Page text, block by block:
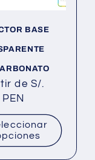
BASE
de S/.